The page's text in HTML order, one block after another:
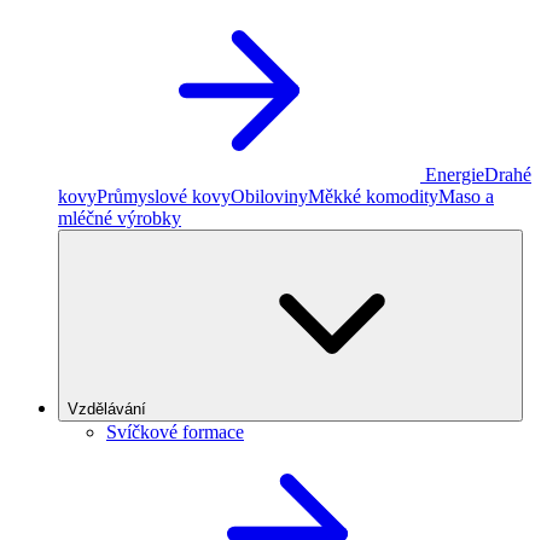
EnergieDrahé
kovyPrůmyslové kovyObilovinyMěkké komodityMaso a
mléčné výrobky
Vzdělávání
Svíčkové formace